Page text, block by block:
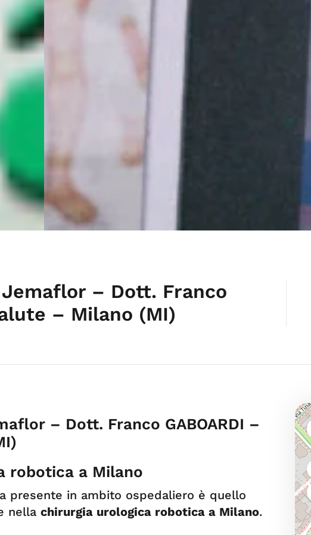
– Dott. Franco
– Milano (MI)
– Dott. Franco GABOARDI –
robotica a Milano
presente in ambito ospedaliero è quello
nella chirurgia urologica robotica a Milano.